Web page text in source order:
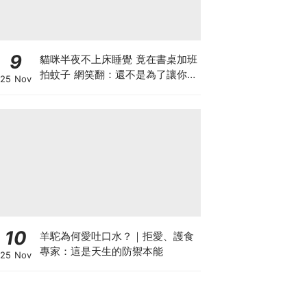
9
25 Nov
貓咪半夜不上床睡覺 竟在書桌加班
拍蚊子 網笑翻：還不是為了讓你睡
10
25 Nov
羊駝為何愛吐口水？｜拒愛、護食
專家：這是天生的防禦本能